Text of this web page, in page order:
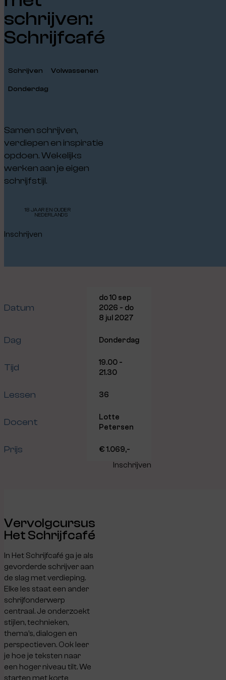
schrijven:
Schrijfcafé
Schrijven Volwassenen
Donderdag
Samen schrijven,
verdiepen en inspiratie
opdoen. Wekelijks
werken aan je eigen
schrijfstijl.
18 JAAR EN OUDER
NEDERLANDS
Inschrijven
Datum
do 10 sep
2026 - do
8 jul 2027
Dag Donderdag
Tijd
19.00 -
21.30
Lessen 36
Docent
Lotte
Petersen
Prijs € 1.069,-
Inschrijven
Vervolgcursus
Het Schrijfcafé
In Het Schrijfcafé ga je als
gevorderde schrijver aan
de slag met verdieping.
Elke les staat een ander
schrijfonderwerp
centraal. Je onderzoekt
stijlen, technieken,
thema’s, dialogen en
perspectieven. Ook leer
je hoe je teksten naar
een hoger niveau tilt. We
starten met korte